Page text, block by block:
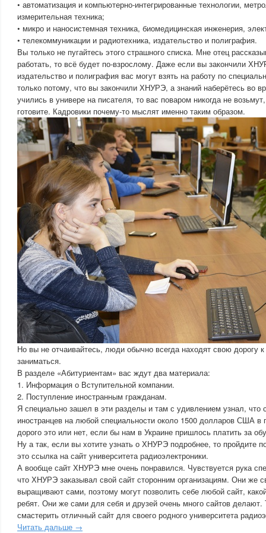
• автоматизация и компьютерно-интегрированные технологии,
измерительная техника;
• микро и наносистемная техника, биомедицинская инженерия,
• телекоммуникации и радиотехника, издательство и полиграфия.
Вы только не пугайтесь этого страшного списка. Мне отец
работать, то всё будет по-взрослому. Даже если вы закончили
издательство и полиграфия вас могут взять на работу по
только потому, что вы закончили ХНУРЭ, а знаний наберётесь во
учились в универе на писателя, то вас поваром никогда не
готовите. Кадровики почему-то мыслят именно таким образом.
Но вы не отчаивайтесь, люди обычно всегда находят свою дорогу
заниматься.
В разделе «Абитуриентам» вас ждут два материала:
1. Информация о Вступительной компании.
2. Поступление иностранным гражданам.
Я специально зашел в эти разделы и там с удивлением узнал, что
иностранцев на любой специальности около 1500 долларов США в
дорого это или нет, если бы нам в Украине пришлось платить за
Ну а так, если вы хотите узнать о ХНУРЭ подробнее, то пройдите
это ссылка на сайт университета радиоэлектроники.
А вообще сайт ХНУРЭ мне очень понравился. Чувствуется рука
что ХНУРЭ заказывал свой сайт сторонним организациям. Они же
выращивают сами, поэтому могут позволить себе любой сайт,
ребят. Они же сами для себя и друзей очень много сайтов делают.
смастерить отличный сайт для своего родного университета
Читать дальше →